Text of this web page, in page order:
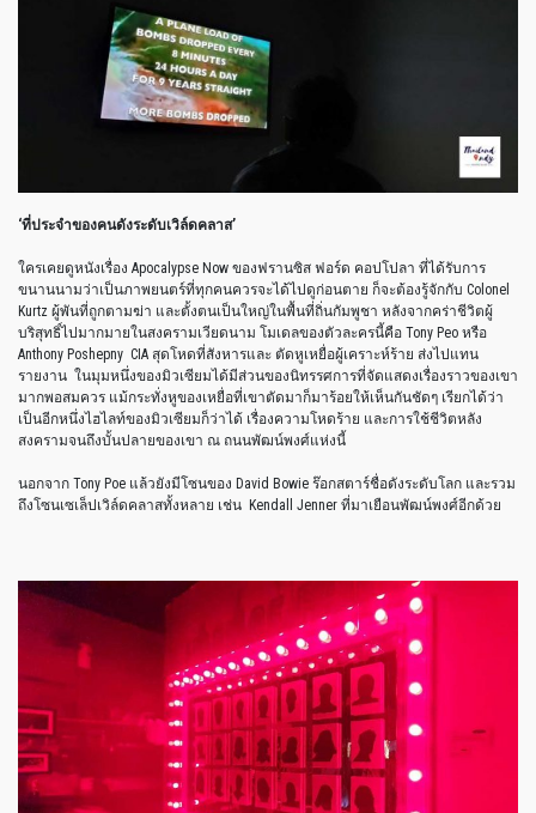
‘ที่ประจำของคนดังระดับเวิล์ดคลาส’
ใครเคยดูหนังเรื่อง Apocalypse Now ของฟรานซิส ฟอร์ด คอปโปลา ที่ได้รับการ
ขนานนามว่าเป็นภาพยนตร์ที่ทุกคนควรจะได้ไปดูก่อนตาย ก็จะต้องรู้จักกับ Colonel
Kurtz ผู้พันที่ถูกตามฆ่า และตั้งตนเป็นใหญ่ในพื้นที่ถิ่นกัมพูชา หลังจากคร่าชีวิตผู้
บริสุทธิ์ไปมากมายในสงครามเวียดนาม โมเดลของตัวละครนี้คือ Tony Peo หรือ
Anthony Poshepny CIA สุดโหดที่สังหารและ ตัดหูเหยื่อผู้เคราะห์ร้าย ส่งไปแทน
รายงาน ในมุมหนึ่งของมิวเซียมได้มีส่วนของนิทรรศการที่จัดแสดงเรื่องราวของเขา
มากพอสมควร แม้กระทั่งหูของเหยื่อที่เขาตัดมาก็มาร้อยให้เห็นกันชัดๆ เรียกได้ว่า
เป็นอีกหนึ่งไฮไลท์ของมิวเซียมก็ว่าได้ เรื่องความโหดร้าย และการใช้ชีวิตหลัง
สงครามจนถึงบั้นปลายของเขา ณ ถนนพัฒน์พงศ์แห่งนี้
นอกจาก Tony Poe แล้วยังมีโซนของ David Bowie ร๊อกสตาร์ชื่อดังระดับโลก และรวม
ถึงโซนเซเล็ปเวิล์ดคลาสทั้งหลาย เช่น Kendall Jenner ที่มาเยือนพัฒน์พงศ์อีกด้วย